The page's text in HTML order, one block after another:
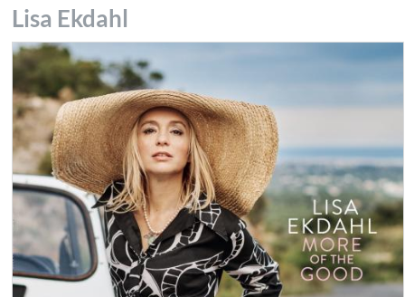
Lisa Ekdahl